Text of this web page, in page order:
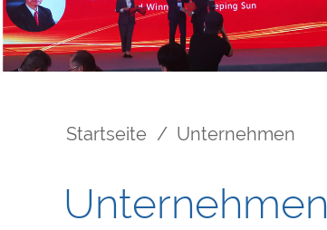
Startseite Unternehmen
Unternehmen